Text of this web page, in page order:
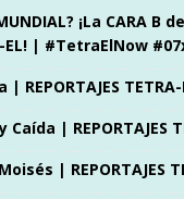
¡La CARA B
EL! | #TetraElNow
REPORTAJES TETRA-
| REPORTAJES
| REPORTAJES